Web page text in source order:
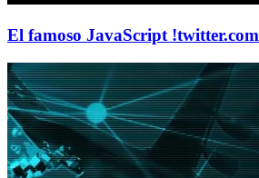
El famoso JavaScript !twitter.com